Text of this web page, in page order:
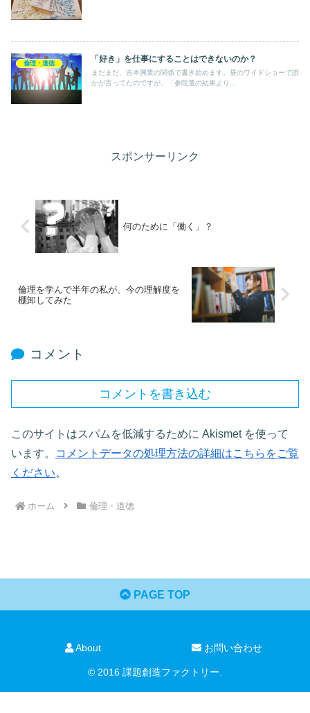
倫理・道徳 「好き」を仕事にすることはできないのか？
まだまだ、吉本興業の関係で書き始めます。昼のワイドショーで誰
かが言ってたのですが、「参院選の結果より...
スポンサーリンク
何のために「働く」？
倫理を学んで半年の私が、今の理解度を
棚卸してみた
コメント
コメントを書き込む
このサイトはスパムを低減するために Akismet を使って
います。
コメントデータの処理方法の詳細はこちらをご覧
ください。
ホーム 倫理・道徳
PAGE TOP
About お問い合わせ
© 2016 課題創造ファクトリー.